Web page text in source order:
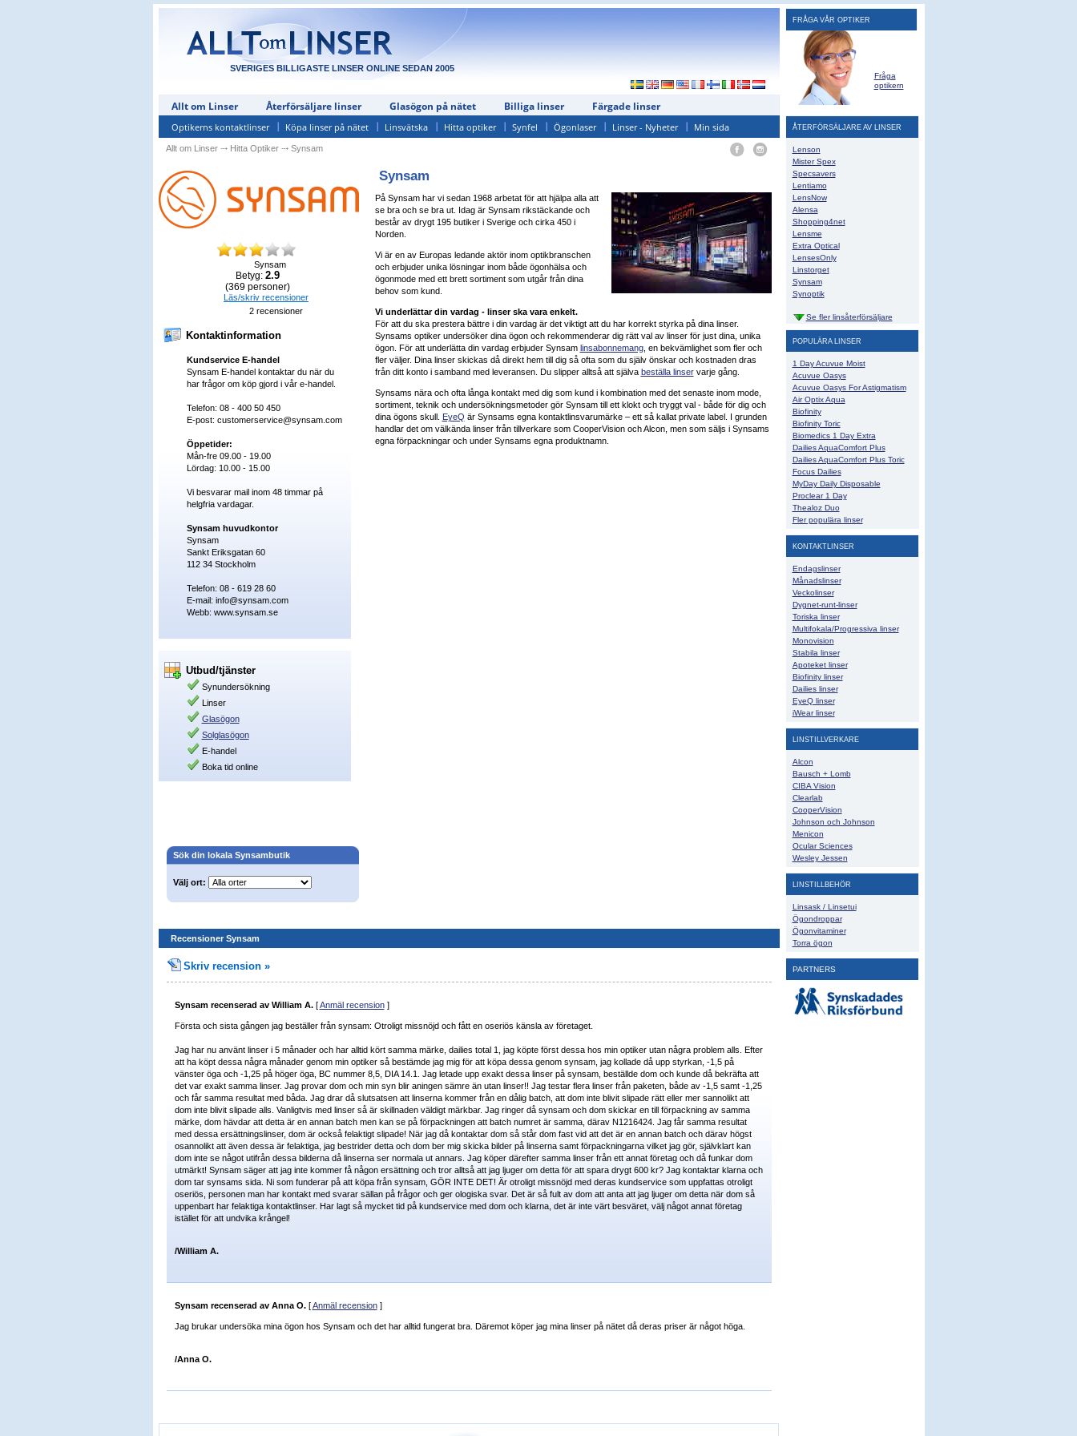
SVERIGES BILLIGASTE LINSER ONLINE SEDAN 2005
Allt om Linser Återförsäljare linser Glasögon på nätet Billiga linser Färgade linser
Optikerns kontaktlinser Köpa linser på nätet Linsvätska Hitta optiker Synfel Ögonlaser Linser - Nyheter Min sida
Allt om Linser⤏ Hitta Optiker⤏ Synsam
Synsam
Betyg: 2.9
(369personer)
Läs/skriv recensioner
2 recensioner
Kontaktinformation
Kundservice E-handel
Synsam E-handel kontaktar du när du
har frågor om köp gjord i vår e-handel.
Telefon: 08 - 400 50 450
E-post: customerservice@synsam.com
Öppetider:
Mån-fre 09.00 - 19.00
Lördag: 10.00 - 15.00
Vi besvarar mail inom 48 timmar på
helgfria vardagar.
Synsam huvudkontor
Synsam
Sankt Eriksgatan 60
112 34 Stockholm
Telefon: 08 - 619 28 60
E-mail: info@synsam.com
Webb: www.synsam.se
Utbud/tjänster
Synundersökning
Linser
Glasögon
Solglasögon
E-handel
Boka tid online
Synsam
På Synsam har vi sedan 1968 arbetat för att hjälpa alla att
se bra och se bra ut. Idag är Synsam rikstäckande och
består av drygt 195 butiker i Sverige och cirka 450 i
Norden.
Vi är en av Europas ledande aktör inom optikbranschen
och erbjuder unika lösningar inom både ögonhälsa och
ögonmode med ett brett sortiment som utgår från dina
behov som kund.
Vi underlättar din vardag - linser ska vara enkelt.
För att du ska prestera bättre i din vardag är det viktigt att du har korrekt styrka på dina linser.
Synsams optiker undersöker dina ögon och rekommenderar dig rätt val av linser för just dina, unika
ögon. För att underlätta din vardag erbjuder Synsam linsabonnemang, en bekvämlighet som fler och
fler väljer. Dina linser skickas då direkt hem till dig så ofta som du själv önskar och kostnaden dras
från ditt konto i samband med leveransen. Du slipper alltså att själva beställa linservarje gång.
Synsams nära och ofta långa kontakt med dig som kund i kombination med det senaste inom mode,
sortiment, teknik och undersökningsmetoder gör Synsam till ett klokt och tryggt val - både för dig och
dina ögons skull. EyeQ är Synsams egna kontaktlinsvarumärke – ett så kallat private label. I grunden
handlar det om välkända linser från tillverkare som CooperVision och Alcon, men som säljs i Synsams
egna förpackningar och under Synsams egna produktnamn.
Sök din lokala Synsambutik
Välj ort:
Recensioner Synsam
Skriv recension »
Synsamrecenserad av William A.[Anmäl recension]
Första och sista gången jag beställer från synsam: Otroligt missnöjd och fått en oseriös känsla av företaget.
Jag har nu använt linser i 5 månader och har alltid kört samma märke, dailies total 1, jag köpte först dessa hos min optiker utan några problem alls. Efter
att ha köpt dessa några månader genom min optiker så bestämde jag mig för att köpa dessa genom synsam, jag kollade då upp styrkan, -1,5 på
vänster öga och -1,25 på höger öga, BC nummer 8,5, DIA 14.1. Jag letade upp exakt dessa linser på synsam, beställde dom och kunde då bekräfta att
det var exakt samma linser. Jag provar dom och min syn blir aningen sämre än utan linser!! Jag testar flera linser från paketen, både av -1,5 samt -1,25
och får samma resultat med båda. Jag drar då slutsatsen att linserna kommer från en dålig batch, att dom inte blivit slipade rätt eller mer sannolikt att
dom inte blivit slipade alls. Vanligtvis med linser så är skillnaden väldigt märkbar. Jag ringer då synsam och dom skickar en till förpackning av samma
märke, dom hävdar att detta är en annan batch men kan se på förpackningen att batch numret är samma, därav N1216424. Jag får samma resultat
med dessa ersättningslinser, dom är också felaktigt slipade! När jag då kontaktar dom så står dom fast vid att det är en annan batch och därav högst
osannolikt att även dessa är felaktiga, jag bestrider detta och dom ber mig skicka bilder på linserna samt förpackningarna vilket jag gör, självklart kan
dom inte se något utifrån dessa bilderna då linserna ser normala ut annars. Jag köper därefter samma linser från ett annat företag och då funkar dom
utmärkt! Synsam säger att jag inte kommer få någon ersättning och tror alltså att jag ljuger om detta för att spara drygt 600 kr? Jag kontaktar klarna och
dom tar synsams sida. Ni som funderar på att köpa från synsam, GÖR INTE DET! Är otroligt missnöjd med deras kundservice som uppfattas otroligt
oseriös, personen man har kontakt med svarar sällan på frågor och ger ologiska svar. Det är så fult av dom att anta att jag ljuger om detta när dom så
uppenbart har felaktiga kontaktlinser. Har lagt så mycket tid på kundservice med dom och klarna, det är inte värt besväret, välj något annat företag
istället för att undvika krångel!
/William A.
Synsamrecenserad av Anna O.[Anmäl recension]
Jag brukar undersöka mina ögon hos Synsam och det har alltid fungerat bra. Däremot köper jag mina linser på nätet då deras priser är något höga.
/Anna O.
FRÅGA VÅR OPTIKER
Fråga
optikern
ÅTERFÖRSÄLJARE AV LINSER
Lenson
Mister Spex
Specsavers
Lentiamo
LensNow
Alensa
Shopping4net
Lensme
Extra Optical
LensesOnly
Linstorget
Synsam
Synoptik
Se fler linsåterförsäljare
POPULÄRA LINSER
1 Day Acuvue Moist
Acuvue Oasys
Acuvue Oasys For Astigmatism
Air Optix Aqua
Biofinity
Biofinity Toric
Biomedics 1 Day Extra
Dailies AquaComfort Plus
Dailies AquaComfort Plus Toric
Focus Dailies
MyDay Daily Disposable
Proclear 1 Day
Thealoz Duo
Fler populära linser
KONTAKTLINSER
Endagslinser
Månadslinser
Veckolinser
Dygnet-runt-linser
Toriska linser
Multifokala/Progressiva linser
Monovision
Stabila linser
Apoteket linser
Biofinity linser
Dailies linser
EyeQ linser
iWear linser
LINSTILLVERKARE
Alcon
Bausch + Lomb
CIBA Vision
Clearlab
CooperVision
Johnson och Johnson
Menicon
Ocular Sciences
Wesley Jessen
LINSTILLBEHÖR
Linsask / Linsetui
Ögondroppar
Ögonvitaminer
Torra ögon
PARTNERS